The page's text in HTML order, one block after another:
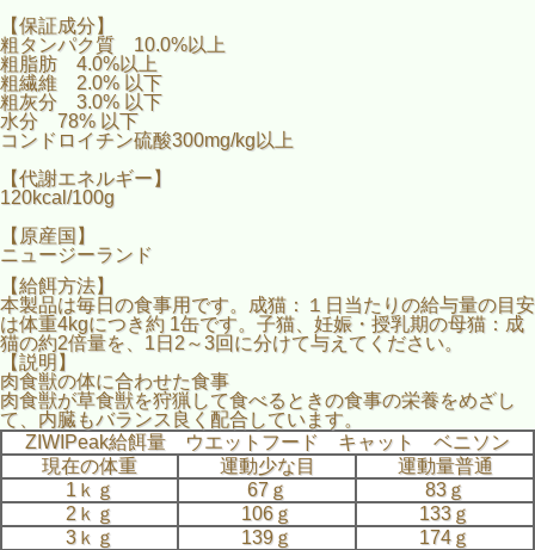
【保証成分】
粗タンパク質 10.0%以上
粗脂肪 4.0%以上
粗繊維 2.0% 以下
粗灰分 3.0% 以下
水分 78% 以下
コンドロイチン硫酸300mg/kg以上
【代謝エネルギー】
120kcal/100g
【原産国】
ニュージーランド
【給餌方法】
本製品は毎日の食事用です。成猫：１日当たりの給与量の目安
は体重4kgにつき約 1缶です。子猫、妊娠・授乳期の母猫：成
猫の約2倍量を、1日2～3回に分けて与えてください。
【説明】
肉食獣の体に合わせた食事
肉食獣が草食獣を狩猟して食べるときの食事の栄養をめざし
て、内臓もバランス良く配合しています。
ZIWIPeak給餌量 ウエットフード キャット ベニソン
現在の体重
運動少な目
運動量普通
1ｋｇ
67ｇ
83ｇ
2ｋｇ
106ｇ
133ｇ
3ｋｇ
139ｇ
174ｇ